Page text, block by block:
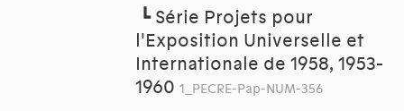
┗ Série Projets pour
l'Exposition Universelle et
Internationale de 1958, 1953-
1960 1_PECRE-Pap-NUM-356